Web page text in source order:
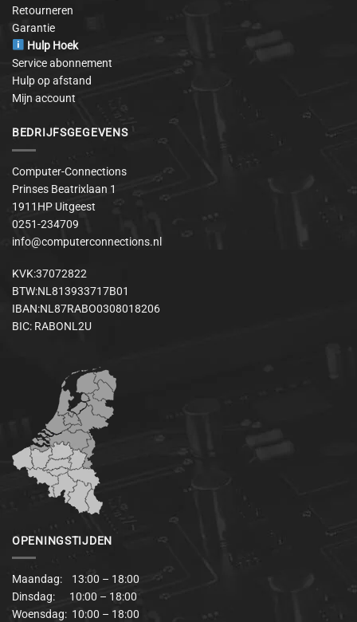
Retourneren
Garantie
Hulp Hoek
Service abonnement
Hulp op afstand
Mijn account
BEDRIJFSGEGEVENS
Computer-Connections
Prinses Beatrixlaan 1
1911HP Uitgeest
0251-234709
info@computerconnections.nl
KVK:37072822
BTW:NL813933717B01
IBAN:NL87RABO0308018206
BIC: RABONL2U
OPENINGSTIJDEN
Maandag: 13:00 – 18:00
Dinsdag: 10:00 – 18:00
Woensdag: 10:00 – 18:00